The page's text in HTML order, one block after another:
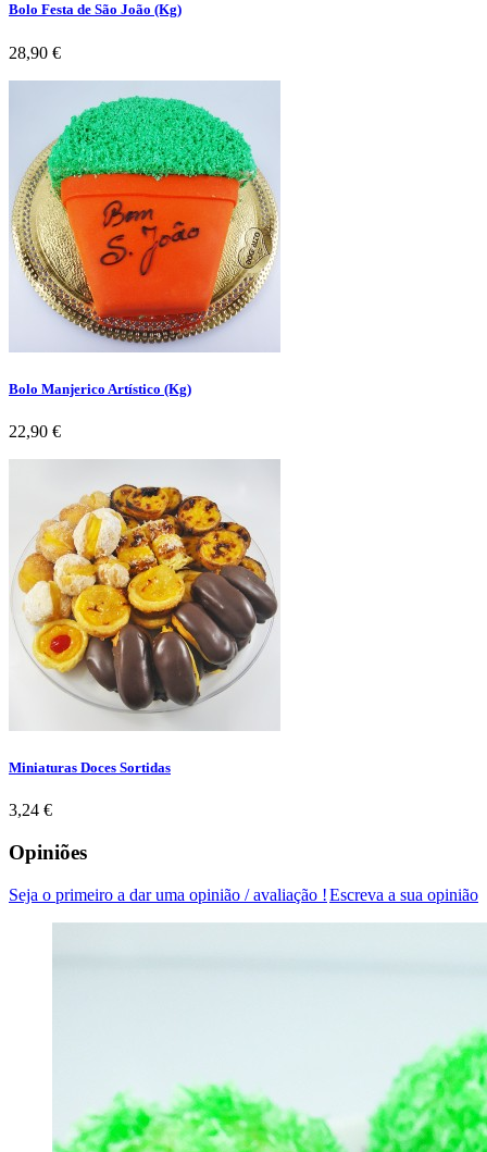
Bolo Festa de São João (Kg)
Preço
28,90 €
Bolo Manjerico Artístico (Kg)
Preço
22,90 €
Miniaturas Doces Sortidas
Preço
3,24 €
Opiniões
Escreva a sua opinião
Seja o primeiro a dar uma opinião / avaliação !